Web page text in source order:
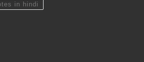
in hindi